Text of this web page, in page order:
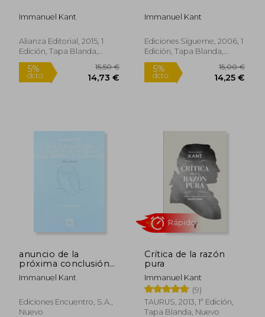
dcto. 18,05 €
5%
dcto.
Rápido
Immanuel Kant
Alianza Editorial, 2015, 1
Edición, Tapa Blanda,
Nuevo
Immanuel Kant
Ediciones Sígueme, 2006, 1
Edición, Tapa Blanda,
Nuevo
anuncio de la
próxima conclusión
de un tratado de paz
perpetua
Immanuel Kant
Ediciones Encuentro, S.a.,
Nuevo
Crítica de la razón
pura
Immanuel Kant
(9)
TAURUS, 2013, 1ª Edición,
Tapa Blanda, Nuevo